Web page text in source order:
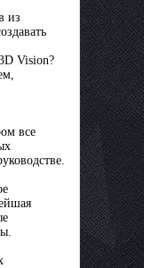
из
Vision?
все